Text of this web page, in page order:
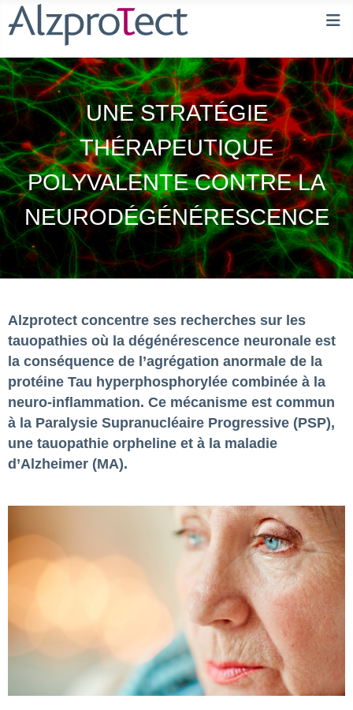
UNE STRATÉGIE
THÉRAPEUTIQUE
POLYVALENTE CONTRE LA
NEURODÉGÉNÉRESCENCE
Alzprotect concentre ses recherches sur les
tauopathies où la dégénérescence neuronale est
la conséquence de l’agrégation anormale de la
protéine Tau hyperphosphorylée combinée à la
neuro-inflammation. Ce mécanisme est commun
à la Paralysie Supranucléaire Progressive (PSP),
une tauopathie orpheline et à la maladie
d’Alzheimer (MA).